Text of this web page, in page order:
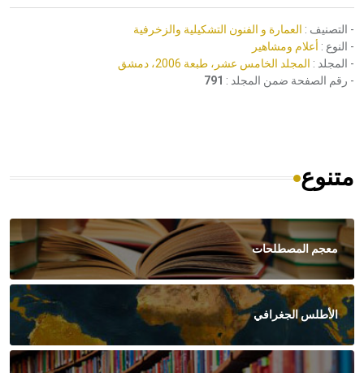
- التصنيف : العمارة و الفنون التشكيلية والزخرفية
- النوع : أعلام ومشاهير
- المجلد : المجلد الخامس عشر، طبعة 2006، دمشق
- رقم الصفحة ضمن المجلد : 791
متنوع
معجم المصطلحات
الأطلس الجغرافي